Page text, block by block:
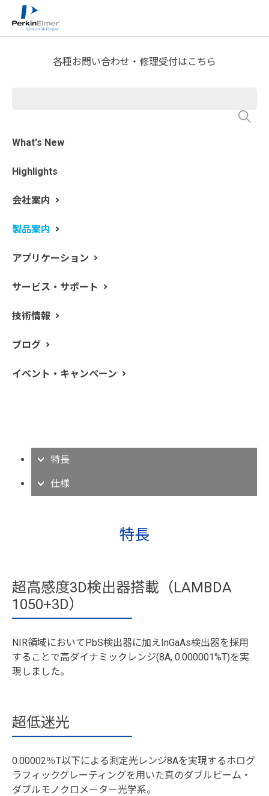
各種お問い合わせ・修理受付はこちら
What's New
Highlights
会社案内
製品案内
アプリケーション
サービス・サポート
技術情報
ブログ
イベント・キャンペーン
ホーム
紫外可視・近赤外分光分析
ラムダ850+ 紫外可視分光光
ラムダ1050+ 紫外可視近赤
高精度光学計測や研究用の高ダイナミックレンジ（吸光
度8A）ハイグレード UV/VIS/NIR 分光光度計です。正確
性、精度、再現性に優れています。目的に合わせて5タイ
能なSnap-inアクセサリーを用意しました。
特長
仕様
特長
超高感度3D検出器搭載（LAMBDA
1050+3D）
NIR領域においてPbS検出器に加えInGaAs検出器を採用
することで高ダイナミックレンジ(8A, 0.000001%T)を実
現しました。
超低迷光
0.00002％T以下による測定光レンジ8Aを実現するホログ
ラフィックグレーティングを用いた真のダブルビーム・
ダブルモノクロメーター光学系。